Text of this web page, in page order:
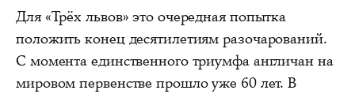
Для «Трёх львов» это очередная попытка
положить конец десятилетиям разочарований.
С момента единственного триумфа англичан на
мировом первенстве прошло уже 60 лет. В